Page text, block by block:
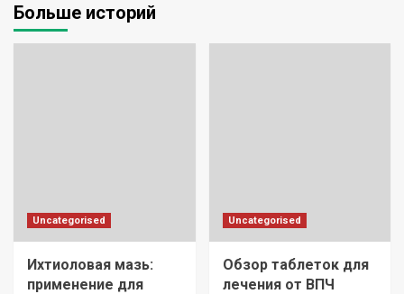
Больше историй
Uncategorised
Ихтиоловая мазь:
применение для
Uncategorised
Обзор таблеток для
лечения от ВПЧ